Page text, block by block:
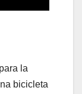
la
bicicleta